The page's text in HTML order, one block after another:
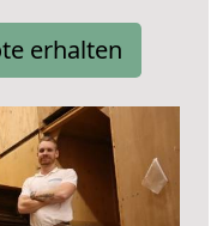
erhalten